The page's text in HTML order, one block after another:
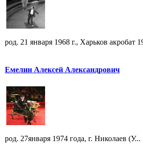
род. 21 января 1968 г., Харьков акробат
Емелин Алексей Александрович
род. 27января 1974 года, г. Николаев (У...